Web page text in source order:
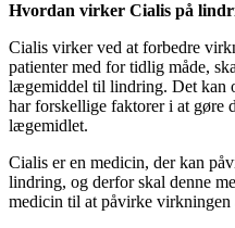
Hvordan virker Cialis på
Cialis virker ved at forbedre
patienter med for tidlig måde,
lægemiddel til lindring. Det kan
har forskellige faktorer i at gøre
lægemidlet.
Cialis er en medicin, der kan
lindring, og derfor skal denne
medicin til at påvirke